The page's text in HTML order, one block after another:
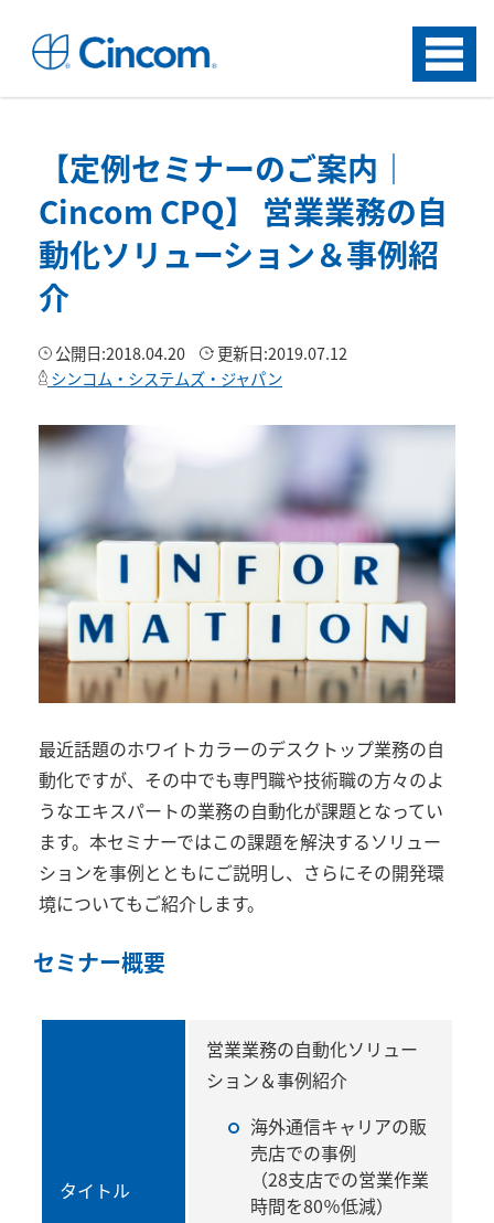
Menu
【定例セミナーのご案内｜
Cincom CPQ】 営業業務の自
動化ソリューション＆事例紹
介
公開日:2018.04.20 更新日:2019.07.12
シンコム・システムズ・ジャパン
最近話題のホワイトカラーのデスクトップ業務の自
動化ですが、その中でも専門職や技術職の方々のよ
うなエキスパートの業務の自動化が課題となってい
ます。本セミナーではこの課題を解決するソリュー
ションを事例とともにご説明し、さらにその開発環
境についてもご紹介します。
セミナー概要
タイトル
営業業務の自動化ソリュー
ション＆事例紹介
海外通信キャリアの販
売店での事例
（28支店での営業作業
時間を80％低減）